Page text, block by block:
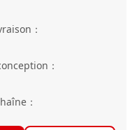
：
：
：